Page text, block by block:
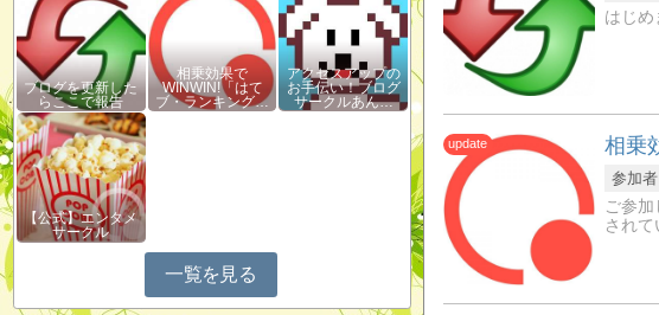
はじ
相乗
参加者
ご参
され
ブログを更新した
らここで報告
相乗効果で
WINWIN!「はて
ブ・ランキング…
アクセスアップの
お手伝い！ブログ
サークルあん…
【公式】エンタメ
サークル
一覧を見る